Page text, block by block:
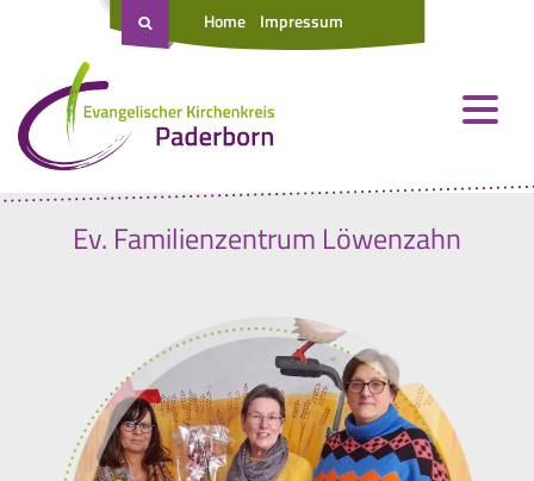
Home Impressum
Ev. Familienzentrum Löwenzahn